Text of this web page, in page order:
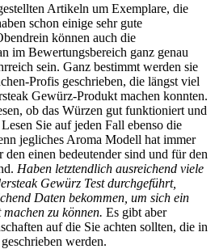
Artikeln um Exemplare, die
schon einige sehr gute
können auch die
im Bewertungsbereich ganz genau
sein. Ganz bestimmt werden sie
Profis geschrieben, die längst viel
Gewürz-Produkt machen konnten.
ob das Würzen gut funktioniert und
Sie auf jeden Fall ebenso die
jegliches Aroma Modell hat immer
einen bedeutender sind und für den
Haben letztendlich ausreichend viele
Gewürz Test durchgeführt,
Daten bekommen, um sich ein
zu können. Es gibt aber
auf die Sie achten sollten, die in
werden.